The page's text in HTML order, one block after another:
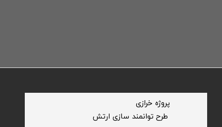
​طرح توانمند سازی ارتش
​پروژه خرازی